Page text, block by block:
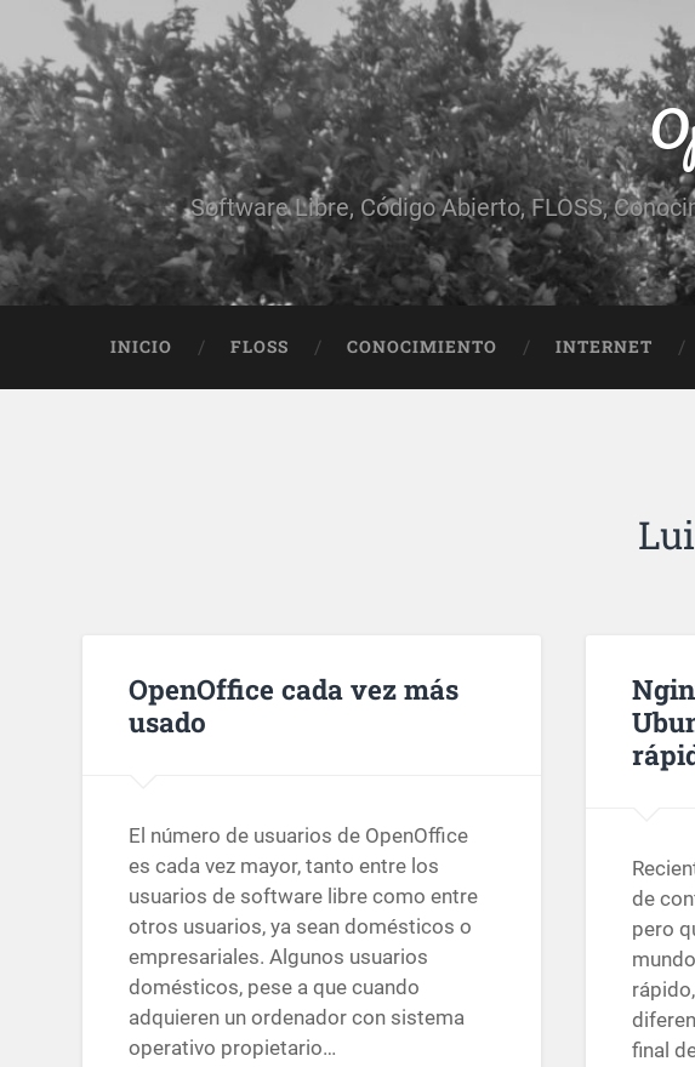
Software Libre, Código Abierto, FLOSS,
INICIO FLOSS CONOCIMIENTO INTERNET
OpenOffice cada vez más
usado
El número de usuarios de OpenOffice
es cada vez mayor, tanto entre los
usuarios de software libre como entre
otros usuarios, ya sean domésticos o
empresariales. Algunos usuarios
domésticos, pese a que cuando
adquieren un ordenador con sistema
operativo propietario…
de
pero
final